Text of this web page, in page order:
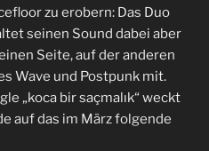
zu erobern: Das Duo
seinen Sound dabei aber
Seite, auf der anderen
Wave und Postpunk mit.
„koca bir saçmalık“ weckt
auf das im März folgende